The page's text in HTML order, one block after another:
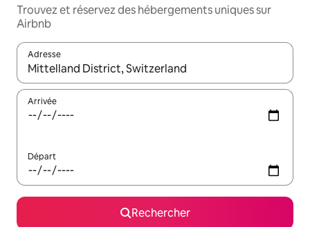
Trouvez et réservez des hébergements uniques sur
Airbnb
Adresse
Lorsque les résultats s'affichent, utilisez les flèches vers le
Arrivée
Départ
Rechercher